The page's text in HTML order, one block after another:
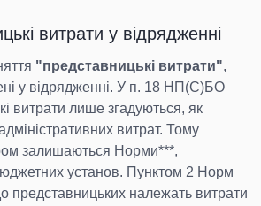
витрати у відрядженні
"представницькі витрати",
у відрядженні. У п. 18 НП(С)БО
витрати лише згадуються, як
витрат. Тому
залишаються Норми***,
установ. Пунктом 2 Норм
представницьких належать витрати